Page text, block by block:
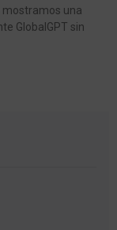
mostramos una
GlobalGPT sin